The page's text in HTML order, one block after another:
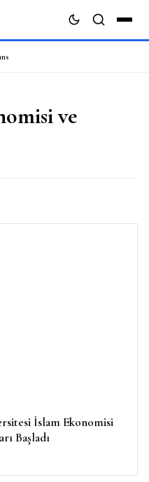
ve
İslam Ekonomisi
Başladı